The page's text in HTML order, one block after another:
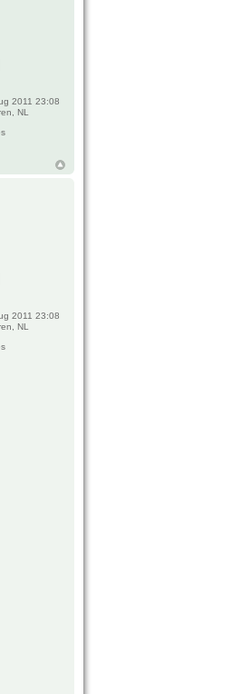
2011 23:08
NL
2011 23:08
NL